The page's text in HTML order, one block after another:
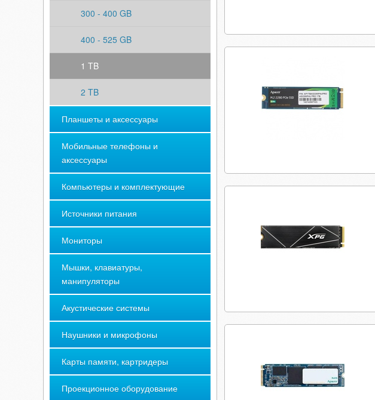
300 - 400 GB
400 - 525 GB
1 TB
2 TB
Планшеты и аксессуары
Мобильные телефоны и
аксессуары
Компьютеры и комплектующие
Источники питания
Мониторы
Мышки, клавиатуры,
манипуляторы
Акустические системы
Наушники и микрофоны
Карты памяти, картридеры
Проекционное оборудование